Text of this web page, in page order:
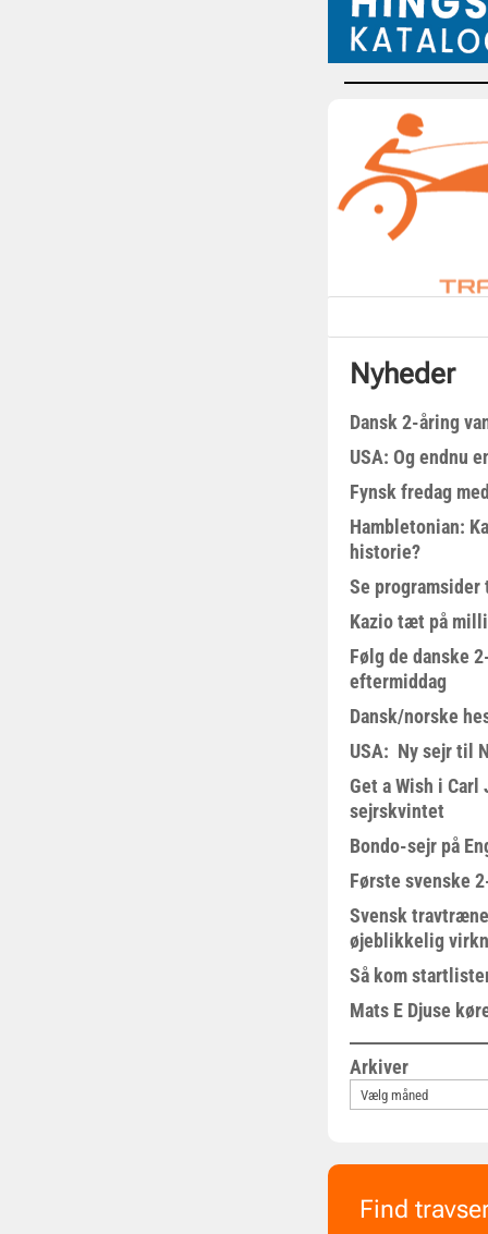
Nyheder
Dansk 2-åring
USA: Og endnu
Fynsk fredag
Hambletonian:
historie?
Se
Kazio tæt på
Følg de danske
eftermiddag
Dansk/norske
USA: Ny sejr til
Get a Wish i Carl
sejrskvintet
Bondo-sejr på
Første svenske
Svensk
øjeblikkelig
Så kom
Mats E Djuse
Arkiver
Find